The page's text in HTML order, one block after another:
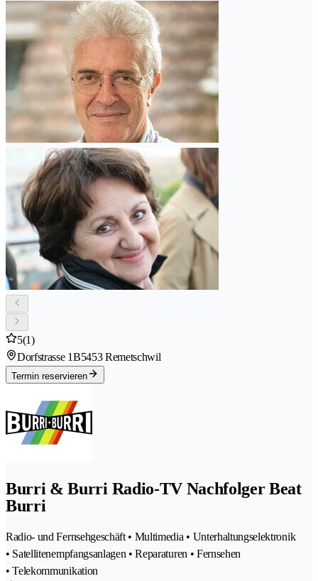
5(1)
Dorfstrasse 1B5453 Remetschwil
Termin reservieren
Burri & Burri Radio-TV Nachfolger Beat
Burri
Radio- und Fernsehgeschäft • Multimedia • Unterhaltungselektronik
• Satellitenempfangsanlagen • Reparaturen • Fernsehen
• Telekommunikation